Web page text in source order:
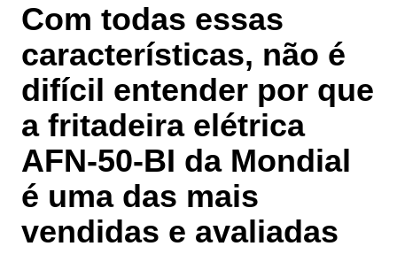
Com todas essas
características, não é
difícil entender por que
a fritadeira elétrica
AFN-50-BI da Mondial
é uma das mais
vendidas e avaliadas